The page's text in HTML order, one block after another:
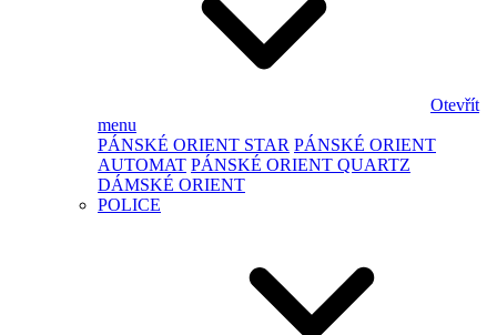
Otevřít
menu
PÁNSKÉ ORIENT STAR PÁNSKÉ ORIENT
AUTOMAT PÁNSKÉ ORIENT QUARTZ
DÁMSKÉ ORIENT
POLICE